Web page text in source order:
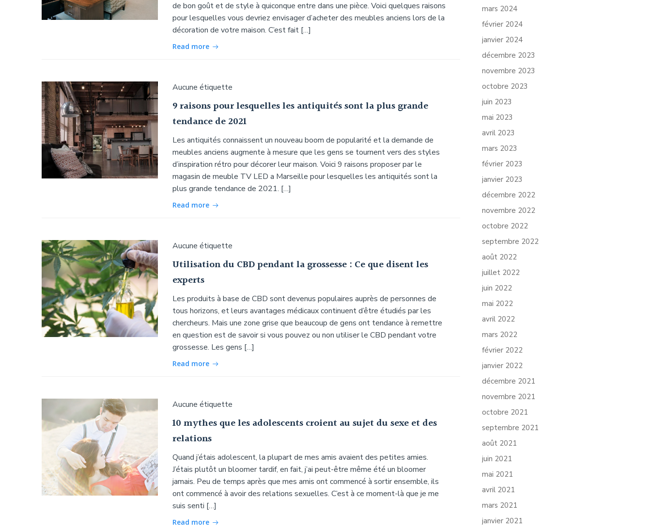
de bon goût et de style à quiconque entre dans une pièce. Voici quelques raisons
pour lesquelles vous devriez envisager d’acheter des meubles anciens lors de la
décoration de votre maison. C’est fait […]
Read more
Aucune étiquette
9 raisons pour lesquelles les antiquités sont la plus grande
tendance de 2021
Les antiquités connaissent un nouveau boom de popularité et la demande de
meubles anciens augmente à mesure que les gens se tournent vers des styles
d’inspiration rétro pour décorer leur maison. Voici 9 raisons proposer par le
magasin de meuble TV LED a Marseille pour lesquelles les antiquités sont la
plus grande tendance de 2021. […]
Read more
Aucune étiquette
Utilisation du CBD pendant la grossesse : Ce que disent les
experts
Les produits à base de CBD sont devenus populaires auprès de personnes de
tous horizons, et leurs avantages médicaux continuent d’être étudiés par les
chercheurs. Mais une zone grise que beaucoup de gens ont tendance à remettre
en question est de savoir si vous pouvez ou non utiliser le CBD pendant votre
grossesse. Les gens […]
Read more
Aucune étiquette
10 mythes que les adolescents croient au sujet du sexe et des
relations
Quand j’étais adolescent, la plupart de mes amis avaient des petites amies.
J’étais plutôt un bloomer tardif, en fait, j’ai peut-être même été un bloomer
jamais. Peu de temps après que mes amis ont commencé à sortir ensemble, ils
ont commencé à avoir des relations sexuelles. C’est à ce moment-là que je me
suis senti […]
Read more
mars 2024
février 2024
janvier 2024
décembre 2023
novembre 2023
octobre 2023
juin 2023
mai 2023
avril 2023
mars 2023
février 2023
janvier 2023
décembre 2022
novembre 2022
octobre 2022
septembre 2022
août 2022
juillet 2022
juin 2022
mai 2022
avril 2022
mars 2022
février 2022
janvier 2022
décembre 2021
novembre 2021
octobre 2021
septembre 2021
août 2021
juin 2021
mai 2021
avril 2021
mars 2021
janvier 2021